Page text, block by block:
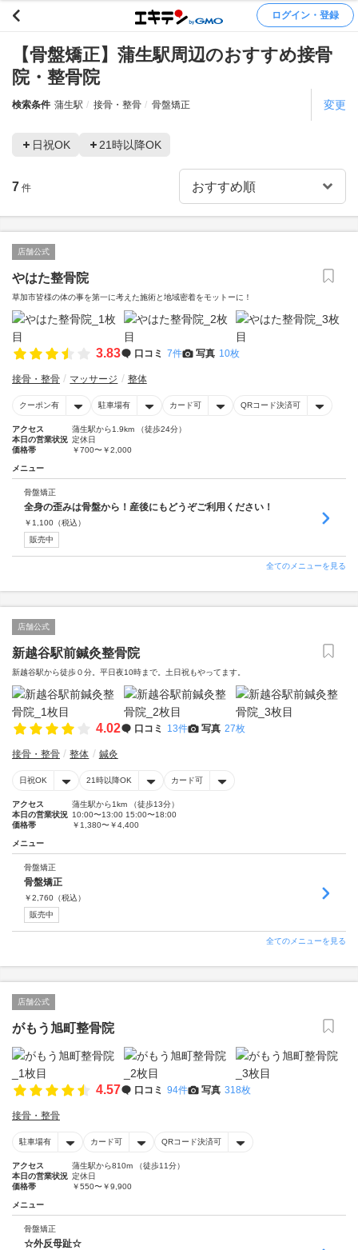
ログイン・登録
【骨盤矯正】蒲生駅周辺のおすすめ接骨
院・整骨院
検索条件 蒲生駅 接骨・整骨 骨盤矯正 変更
日祝OK 21時以降OK
7 件
店舗公式
やはた整骨院
草加市皆様の体の事を第一に考えた施術と地域密着をモットーに！
3.83 口コミ 7件 写真 10枚
接骨・整骨 マッサージ 整体
クーポン有 駐車場有 カード可 QRコード決済可
アクセス
蒲生駅から1.9km （徒歩24分）
本日の営業状況 定休日
価格帯
￥700〜￥2,000
メニュー
骨盤矯正
全身の歪みは骨盤から！産後にもどうぞご利用ください！
￥ 1,100 （税込）
販売中
全てのメニューを見る
店舗公式
新越谷駅前鍼灸整骨院
新越谷駅から徒歩０分。平日夜10時まで。土日祝もやってます。
4.02 口コミ 13件 写真 27枚
接骨・整骨 整体 鍼灸
日祝OK 21時以降OK カード可
アクセス
蒲生駅から1km （徒歩13分）
本日の営業状況 10:00〜13:00 15:00〜18:00
価格帯
￥1,380〜￥4,400
メニュー
骨盤矯正
骨盤矯正
￥2,760 （税込）
販売中
全てのメニューを見る
店舗公式
がもう旭町整骨院
4.57 口コミ 94件 写真 318枚
接骨・整骨
駐車場有 カード可 QRコード決済可
アクセス
蒲生駅から810m （徒歩11分）
本日の営業状況 定休日
価格帯
￥550〜￥9,900
メニュー
骨盤矯正
☆外反母趾☆